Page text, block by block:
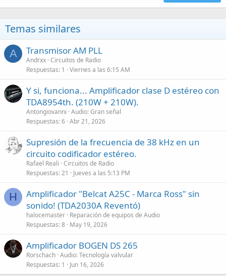
Temas similares
A Transmisor AM PLL
Andrxx Circuitos de Radio
Respuestas 1 Viernes a las 6:15 AM
Y si, funciona... Amplificador clase D estéreo con
TDA8954th. (210W + 210W).
Antongiovanni Audio: Gran señal
Respuestas 6 Abr 21, 2026
Supresión de la frecuencia de 38 kHz en un
circuito codificador estéreo.
Rafael Reali Circuitos de Radio
Respuestas 21 Jueves a las 5:13 PM
H
Amplificador "Belcat A25C - Marca Ross" sin
sonido! (TDA2030A Reventó)
halocemaster Reparación de equipos de Audio
Respuestas 8 May 19, 2026
Amplificador BOGEN DS 265
Rorschach Audio: Tecnología valvular
Respuestas 1 Jun 16, 2026